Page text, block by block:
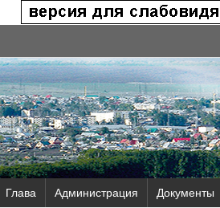
Глава Администрация Документы